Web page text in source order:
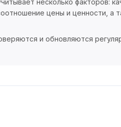
несколько факторов:
цены и ценности, а
и обновляются